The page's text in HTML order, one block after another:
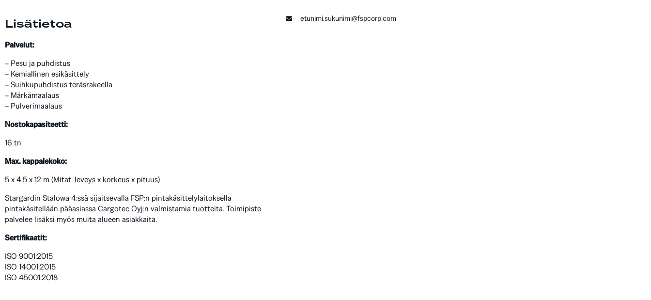
Lisätietoa
Palvelut:
– Pesu ja puhdistus
– Kemiallinen esikäsittely
– Suihkupuhdistus teräsrakeella
– Märkämaalaus
– Pulverimaalaus
Nostokapasiteetti:
16 tn
Max. kappalekoko:
5 x 4,5 x 12 m (Mitat: leveys x korkeus x pituus)
Stargardin Stalowa 4:ssä sijaitsevalla FSP:n pintakäsittelylaitoksella
pintakäsitellään pääasiassa Cargotec Oyj:n valmistamia tuotteita. Toimipiste
palvelee lisäksi myös muita alueen asiakkaita.
Sertifikaatit:
ISO 9001:2015
ISO 14001:2015
ISO 45001:2018
etunimi.sukunimi@fspcorp.com